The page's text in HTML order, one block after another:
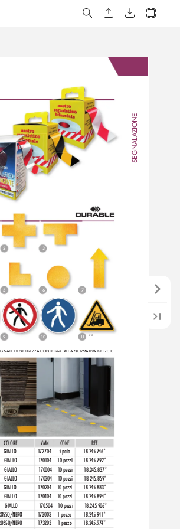
SEGNAL
AZIONE
2
5
9
3
6 7
10 11
COLORE VMN CONF. REF.
GIALLO 172704 5 paia 18.245.746*
GIALLO 170104 10 pezzi 18.245.792*
GIALLO 170004 10 pezzi 18.245.837*
GIALLO 170304 10 pezzi 18.245.859*
GIALLO 170204 10 pezzi 18.245.883*
GIALLO 170404 10 pezzi 18.245.894*
GIALLO 170504 10 pezzi 18.245.906*
NERO 173003 1 pezzo 18.245.941*
NERO 173203 1 pezzo 18.245.974*
DI SICUREZZA CONFORME ALLA NORMATIVA ISO 7010
**